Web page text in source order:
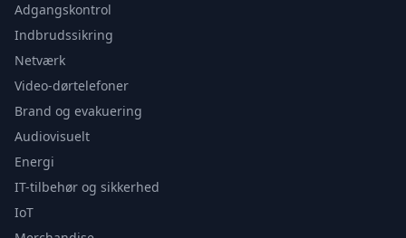
Adgangskontrol
Indbrudssikring
Netværk
Video-dørtelefoner
Brand og evakuering
Audiovisuelt
Energi
IT-tilbehør og sikkerhed
IoT